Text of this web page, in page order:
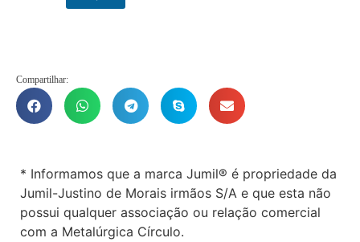
Compartilhar:
* Informamos que a marca Jumil® é propriedade da
Jumil-Justino de Morais irmãos S/A e que esta não
possui qualquer associação ou relação comercial
com a Metalúrgica Círculo.